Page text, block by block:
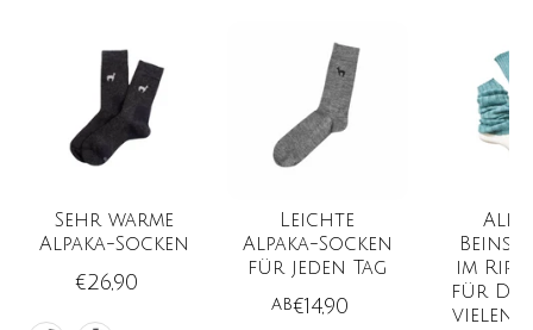
Sehr warme
Alpaka-Socken
€26,90
Leichte
Alpaka-Socken
für jeden Tag
ab€14,90
im
für
vielen